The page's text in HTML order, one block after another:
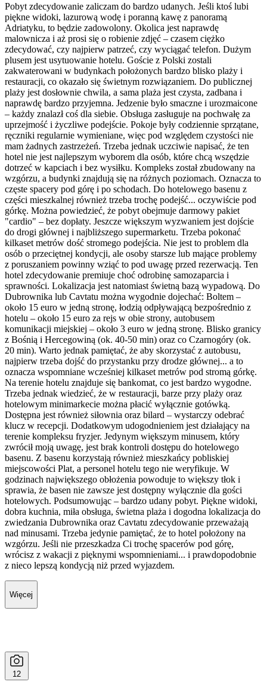
Pobyt zdecydowanie zaliczam do bardzo udanych. Jeśli ktoś lubi
piękne widoki, lazurową wodę i poranną kawę z panoramą
Adriatyku, to będzie zadowolony. Okolica jest naprawdę
malownicza i aż prosi się o robienie zdjęć – czasem ciężko
zdecydować, czy najpierw patrzeć, czy wyciągać telefon. Dużym
plusem jest usytuowanie hotelu. Goście z Polski zostali
zakwaterowani w budynkach położonych bardzo blisko plaży i
restauracji, co okazało się świetnym rozwiązaniem. Do publicznej
plaży jest dosłownie chwila, a sama plaża jest czysta, zadbana i
naprawdę bardzo przyjemna. Jedzenie było smaczne i urozmaicone
– każdy znalazł coś dla siebie. Obsługa zasługuje na pochwałę za
uprzejmość i życzliwe podejście. Pokoje były codziennie sprzątane,
ręczniki regularnie wymieniane, więc pod względem czystości nie
mam żadnych zastrzeżeń. Trzeba jednak uczciwie napisać, że ten
hotel nie jest najlepszym wyborem dla osób, które chcą wszędzie
dotrzeć w kapciach i bez wysiłku. Kompleks został zbudowany na
wzgórzu, a budynki znajdują się na różnych poziomach. Oznacza to
częste spacery pod górę i po schodach. Do hotelowego basenu z
części mieszkalnej również trzeba trochę podejść... oczywiście pod
górkę. Można powiedzieć, że pobyt obejmuje darmowy pakiet
"cardio" – bez dopłaty. Jeszcze większym wyzwaniem jest dojście
do drogi głównej i najbliższego supermarketu. Trzeba pokonać
kilkaset metrów dość stromego podejścia. Nie jest to problem dla
osób o przeciętnej kondycji, ale osoby starsze lub mające problemy
z poruszaniem powinny wziąć to pod uwagę przed rezerwacją. Ten
hotel zdecydowanie premiuje choć odrobinę samozaparcia i
sprawności. Lokalizacja jest natomiast świetną bazą wypadową. Do
Dubrownika lub Cavtatu można wygodnie dojechać: Boltem –
około 15 euro w jedną stronę, łodzią odpływającą bezpośrednio z
hotelu – około 15 euro za rejs w obie strony, autobusem
komunikacji miejskiej – około 3 euro w jedną stronę. Blisko granicy
z Bośnią i Hercegowiną (ok. 40-50 min) oraz co Czarnogóry (ok.
20 min). Warto jednak pamiętać, że aby skorzystać z autobusu,
najpierw trzeba dojść do przystanku przy drodze głównej... a to
oznacza wspomniane wcześniej kilkaset metrów pod stromą górkę.
Na terenie hotelu znajduje się bankomat, co jest bardzo wygodne.
Trzeba jednak wiedzieć, że w restauracji, barze przy plaży oraz
hotelowym minimarkecie można płacić wyłącznie gotówką.
Dostępna jest również siłownia oraz bilard – wystarczy odebrać
klucz w recepcji. Dodatkowym udogodnieniem jest działający na
terenie kompleksu fryzjer. Jedynym większym minusem, który
zwrócił moją uwagę, jest brak kontroli dostępu do hotelowego
basenu. Z basenu korzystają również mieszkańcy pobliskiej
miejscowości Plat, a personel hotelu tego nie weryfikuje. W
godzinach największego obłożenia powoduje to większy tłok i
sprawia, że basen nie zawsze jest dostępny wyłącznie dla gości
hotelowych. Podsumowując – bardzo udany pobyt. Piękne widoki,
dobra kuchnia, miła obsługa, świetna plaża i dogodna lokalizacja do
zwiedzania Dubrownika oraz Cavtatu zdecydowanie przeważają
nad minusami. Trzeba jedynie pamiętać, że to hotel położony na
wzgórzu. Jeśli nie przeszkadza Ci trochę spacerów pod górę,
wrócisz z wakacji z pięknymi wspomnieniami... i prawdopodobnie
z nieco lepszą kondycją niż przed wyjazdem.
Więcej
12